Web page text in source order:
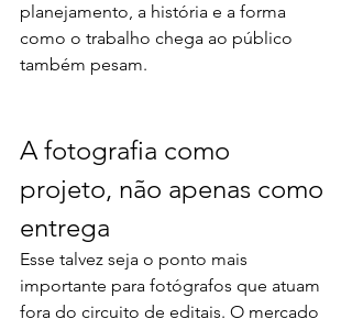
planejamento, a história e a forma
como o trabalho chega ao público
também pesam.
A fotografia como
projeto, não apenas como
entrega
Esse talvez seja o ponto mais
importante para fotógrafos que atuam
fora do circuito de editais. O mercado